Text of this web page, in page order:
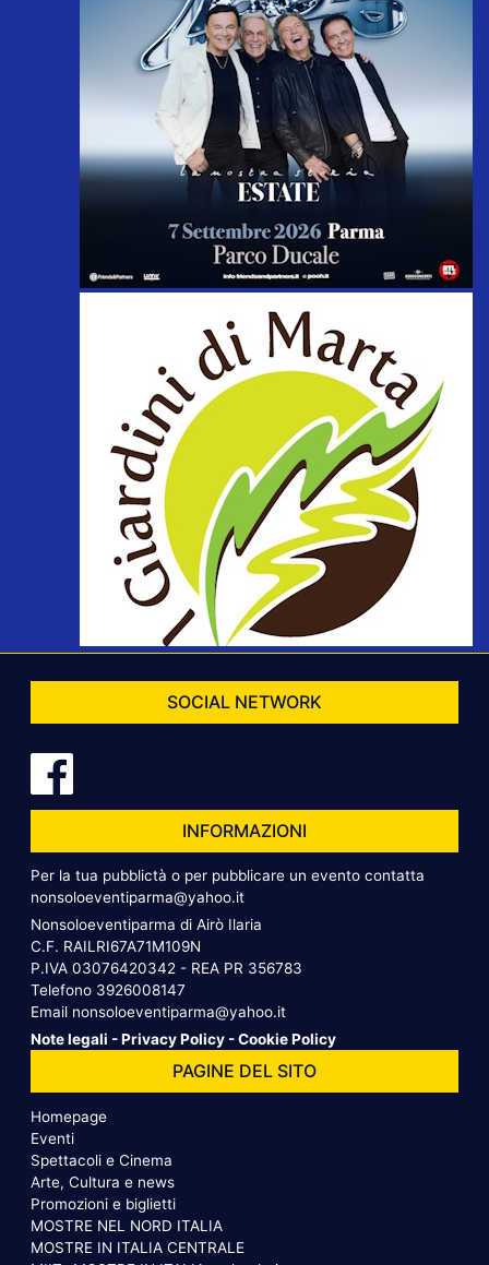
SOCIAL NETWORK
INFORMAZIONI
Per la tua pubblictà o per pubblicare un evento contatta
nonsoloeventiparma@yahoo.it
Nonsoloeventiparma di Airò Ilaria
C.F. RAILRI67A71M109N
P.IVA 03076420342 - REA PR 356783
Telefono 3926008147
Email nonsoloeventiparma@yahoo.it
Note legali -Privacy Policy -Cookie Policy
PAGINE DEL SITO
Homepage
Eventi
Spettacoli e Cinema
Arte, Cultura e news
Promozioni e biglietti
MOSTRE NEL NORD ITALIA
MOSTRE IN ITALIA CENTRALE